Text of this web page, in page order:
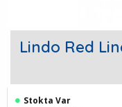
Lindo Red
Stokta Var